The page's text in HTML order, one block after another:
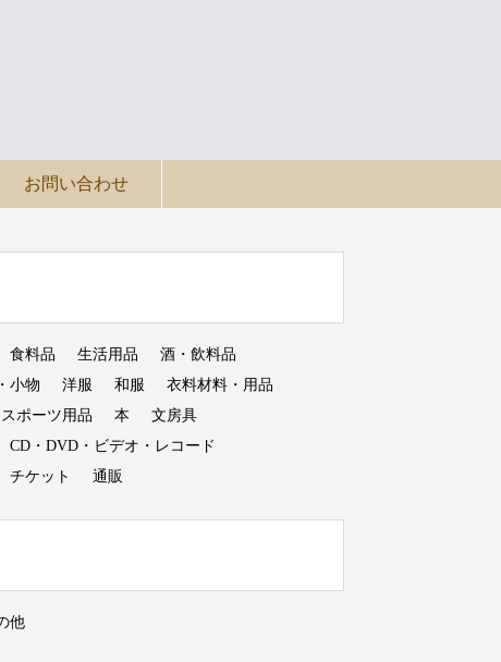
お問い合わせ
食料品 生活用品
酒・飲料品
小物 洋服 和服
衣料材料・用品
スポーツ用品 本
文房具
CD・DVD・ビデオ・レコード
チケット 通販
他